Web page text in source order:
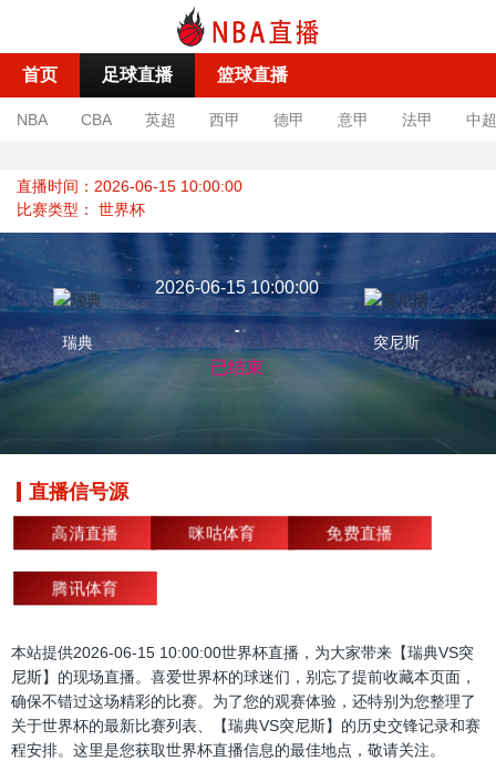
首页 足球直播 篮球直播
NBA CBA 英超 西甲 德甲 意甲 法甲 中超
直播时间：2026-06-15 10:00:00
比赛类型： 世界杯
瑞典
2026-06-15 10:00:00
-
已结束
突尼斯
直播信号源
高清直播 咪咕体育 免费直播
腾讯体育
本站提供2026-06-15 10:00:00世界杯直播，为大家带来【瑞典VS突
尼斯】的现场直播。喜爱世界杯的球迷们，别忘了提前收藏本页面，
确保不错过这场精彩的比赛。为了您的观赛体验，还特别为您整理了
关于世界杯的最新比赛列表、【瑞典VS突尼斯】的历史交锋记录和赛
程安排。这里是您获取世界杯直播信息的最佳地点，敬请关注。